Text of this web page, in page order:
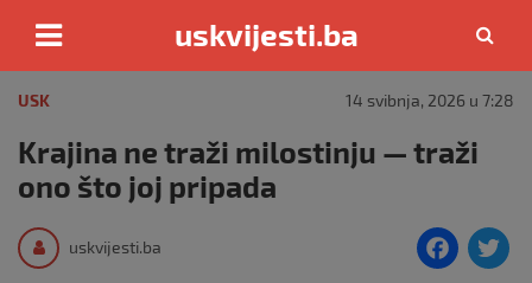
content
uskvijesti.ba
USK 14 svibnja, 2026 u 7:28
Krajina ne traži milostinju — traži
ono što joj pripada
uskvijesti.ba
F